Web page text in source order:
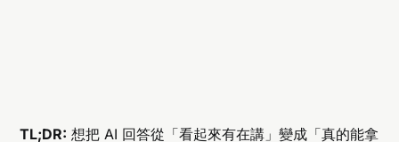
TL;DR: 想把 AI 回答從「看起來有在講」變成「真的能拿